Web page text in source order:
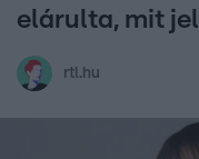
elárulta, mit
rtl.hu